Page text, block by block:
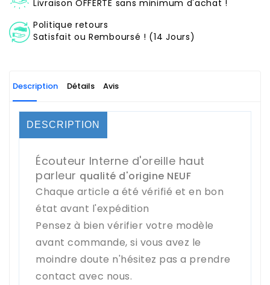
Livraison OFFERTE sans minimum d'achat !
Politique retours
Satisfait ou Remboursé ! (14 Jours)
Description Détails Avis
DESCRIPTION
Écouteur Interne d'oreille haut
parleur qualité d'origine NEUF
Chaque article a été vérifié et en bon
état avant l'expédition
Pensez à bien vérifier votre modèle
avant commande, si vous avez le
moindre doute n'hésitez pas a prendre
contact avec nous.